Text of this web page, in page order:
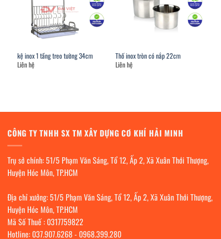
kệ inox 1 tầng treo tường 34cm
Liên hệ
Thố inox tròn có nắp 22cm
Liên hệ
CÔNG TY TNHH SX TM XÂY DỰNG CƠ KHÍ HẢI MINH
Trụ sở chính: 51/5 Phạm Văn Sáng, Tổ 12, Ấp 2, Xã Xuân Thới Thượng,
Huyện Hóc Môn, TP.HCM
Địa chỉ xưởng: 51/5 Phạm Văn Sáng, Tổ 12, Ấp 2, Xã Xuân Thới Thượng,
Huyện Hóc Môn, TP.HCM
Mã Số Thuế : 0317759822
Hotline: 037.907.6268- 0968.399.280